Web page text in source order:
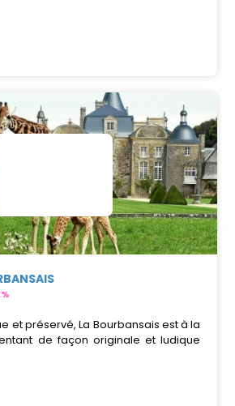
et préservé, La Bourbansais est à la
de façon originale et ludique